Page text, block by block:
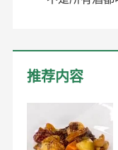
推荐内容